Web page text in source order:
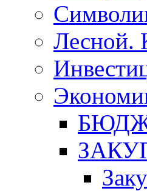
Лесной.